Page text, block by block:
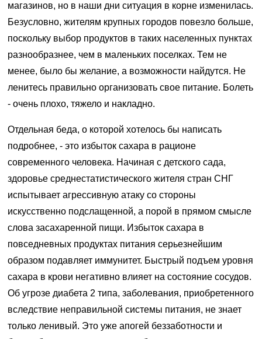
магазинов, но в наши дни ситуация в корне изменилась.
Безусловно, жителям крупных городов повезло больше,
поскольку выбор продуктов в таких населенных пунктах
разнообразнее, чем в маленьких поселках. Тем не
менее, было бы желание, а возможности найдутся. Не
ленитесь правильно организовать свое питание. Болеть
- очень плохо, тяжело и накладно.
Отдельная беда, о которой хотелось бы написать
подробнее, - это избыток сахара в рационе
современного человека. Начиная с детского сада,
здоровье среднестатистического жителя стран СНГ
испытывает агрессивную атаку со стороны
искусственно подслащенной, а порой в прямом смысле
слова засахаренной пищи. Избыток сахара в
повседневных продуктах питания серьезнейшим
образом подавляет иммунитет. Быстрый подъем уровня
сахара в крови негативно влияет на состояние сосудов.
Об угрозе диабета 2 типа, заболевания, приобретенного
вследствие неправильной системы питания, не знает
только ленивый. Это уже апогей беззаботности и